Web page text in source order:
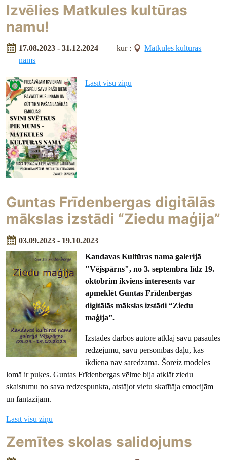
Izvēlies Matkules kultūras
namu!
17.08.2023 - 31.12.2024 kur :
Matkules kultūras
nams
Lasīt visu ziņu
Guntas Frīdenbergas digitālās
mākslas izstādi “Ziedu maģija”
03.09.2023 - 19.10.2023
Kandavas Kultūras nama galerijā
"Vējspārns", no 3. septembra līdz 19.
oktobrim ikviens interesents var
apmeklēt Guntas Frīdenbergas
digitālās mākslas izstādi “Ziedu
maģija”.
Izstādes darbos autore atklāj savu pasaules
redzējumu, savu personības daļu, kas
ikdienā nav saredzama. Šoreiz modeles
lomā ir puķes. Guntas Frīdenbergas vēlme bija atklāt ziedu
skaistumu no sava redzespunkta, atstājot vietu skatītāja emocijām
un fantāzijām.
Lasīt visu ziņu
Zemītes skolas salidojums